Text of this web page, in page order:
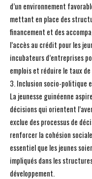
d’un environnement
mettant en place des
financement et des
l’accès au crédit pour les
incubateurs d’entreprises
emplois et réduire le taux
3. Inclusion socio-politique
La jeunesse guinéenne
décisions qui orientent
exclue des processus de
renforcer la cohésion
essentiel que les jeunes
impliqués dans les
développement.